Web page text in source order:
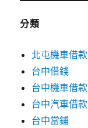
分類
北屯機車借款
台中借錢
台中機車借款
台中汽車借款
台中當鋪